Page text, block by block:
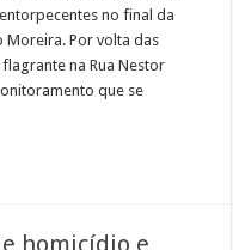
no final da
Moreira. Por volta das
na Rua Nestor
que se
homicídio e